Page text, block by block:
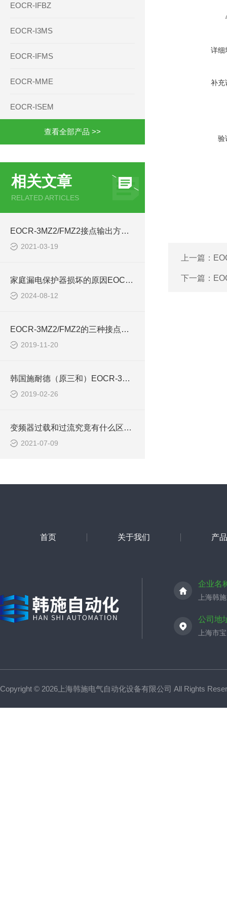
EOCR-IFBZ
EOCR-I3MS
EOCR-IFMS
EOCR-MME
EOCR-ISEM
查看全部产品 >>
相关文章
RELATED ARTICLES
EOCR-3MZ2/FMZ2接点输出方式如何选择
2021-03-19
家庭漏电保护器损坏的原因EOCR-3MZ2
2024-08-12
EOCR-3MZ2/FMZ2的三种接点输出方式
2019-11-20
韩国施耐德（原三和）EOCR-3MZ2
2019-02-26
变频器过载和过流究竟有什么区别？
2021-07-09
详细
补充
验
上一篇：
下一篇：
首页 关于我们 产
企业名
上海韩
公司地
上海市
Copyright © 2026上海韩施电气自动化设备有限公司 All Rights